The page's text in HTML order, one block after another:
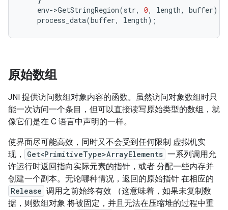
env->GetStringRegion(str, 0, length, buffer);
process_data(buffer, length);
原始数组
JNI 提供访问数组对象内容的函数。虽然访问对象数组时只
能一次访问一个条目，但可以直接读写原始类型的数组，就
像它们是在 C 语言中声明的一样。
使界面尽可能高效，同时又不会受到任何限制 虚拟机实
现，
Get<PrimitiveType>ArrayElements 一系列调用允
许运行时返回指向实际元素的指针，或者 分配一些内存并
创建一个副本。无论哪种情况，返回的原始指针 在相应的
Release 调用之前始终有效 （这意味着，如果未复制数
据，则数组对象 将被固定，并且无法在压缩堆的过程中重